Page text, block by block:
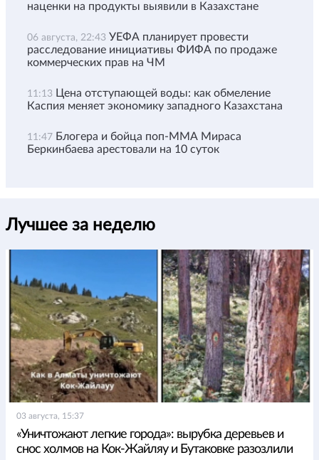
наценки на продукты выявили в Казахстане
06 августа, 22:43 УЕФА планирует провести
расследование инициативы ФИФА по продаже
коммерческих прав на ЧМ
11:13 Цена отступающей воды: как обмеление
Каспия меняет экономику западного Казахстана
11:47 Блогера и бойца поп-ММА Мираса
Беркинбаева арестовали на 10 суток
Лучшее за неделю
03 августа, 15:37
«Уничтожают легкие города»: вырубка деревьев и
снос холмов на Кок-Жайляу и Бутаковке разозлили